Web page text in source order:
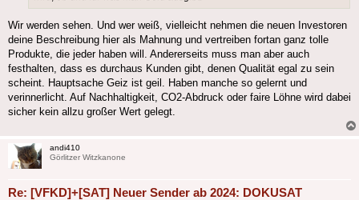
Wir werden sehen. Und wer weiß, vielleicht nehmen die neuen Investoren
deine Beschreibung hier als Mahnung und vertreiben fortan ganz tolle
Produkte, die jeder haben will. Andererseits muss man aber auch
festhalten, dass es durchaus Kunden gibt, denen Qualität egal zu sein
scheint. Hauptsache Geiz ist geil. Haben manche so gelernt und
verinnerlicht. Auf Nachhaltigkeit, CO2-Abdruck oder faire Löhne wird dabei
sicher kein allzu großer Wert gelegt.
andi410
Görlitzer Witzkanone
Re: [VFKD]+[SAT] Neuer Sender ab 2024: DOKUSAT